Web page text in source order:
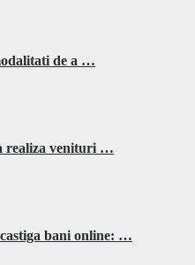
de a …
realiza venituri …
bani online: …